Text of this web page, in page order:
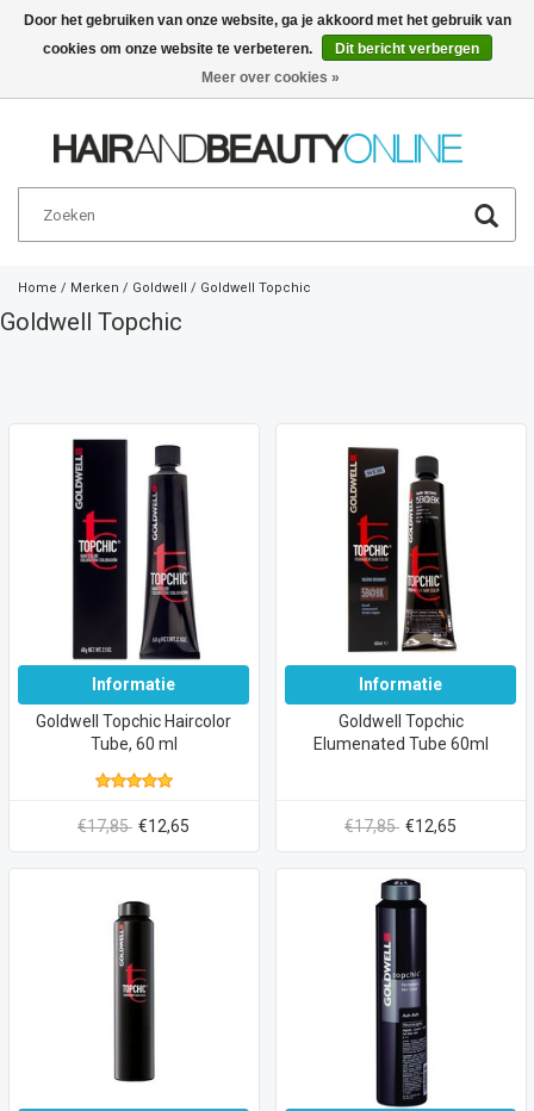
Nederlands €
Home / Merken / Goldwell / Goldwell Topchic
Goldwell Topchic
Informatie
Goldwell Topchic Haircolor
Tube, 60 ml
€17,85 €12,65
Informatie
Goldwell Topchic
Elumenated Tube 60ml
€17,85 €12,65
Door het gebruiken van onze website, ga je akkoord met het gebruik van
cookies om onze website te verbeteren.
Dit bericht verbergen
Meer over cookies »